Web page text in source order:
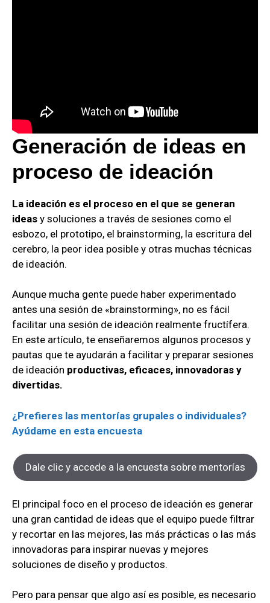
Generación de ideas en
proceso de ideación
La ideación es el proceso en el que se generan
ideas y soluciones a través de sesiones como el
esbozo, el prototipo, el brainstorming, la escritura del
cerebro, la peor idea posible y otras muchas técnicas
de ideación.
Aunque mucha gente puede haber experimentado
antes una sesión de «brainstorming», no es fácil
facilitar una sesión de ideación realmente fructífera.
En este artículo, te enseñaremos algunos procesos y
pautas que te ayudarán a facilitar y preparar sesiones
de ideación productivas, eficaces, innovadoras y
divertidas.
¿Prefieres las mentorías grupales o individuales?
Ayúdame en esta encuesta
Dale clic y accede a la encuesta sobre mentorías
El principal foco en el proceso de ideación es generar
una gran cantidad de ideas que el equipo puede filtrar
y recortar en las mejores, las más prácticas o las más
innovadoras para inspirar nuevas y mejores
soluciones de diseño y productos.
Pero para pensar que algo así es posible, es necesario